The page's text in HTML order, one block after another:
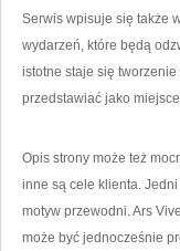
Serwis wpisuje się także
wydarzeń, które będą
istotne staje się
przedstawiać jako
Opis strony może też
inne są cele klienta.
motyw przewodni. Ars
może być jednocześnie